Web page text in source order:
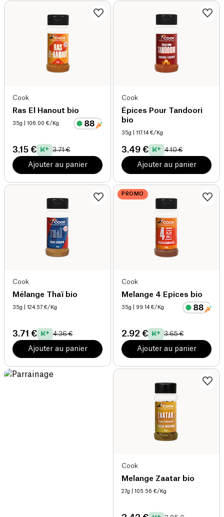
Cook
Ras El Hanout bio
35g | 106.00 €/Kg
3.15 € 3.71 €
Ajouter au panier
Cook
Épices Pour Tandoori
bio
35g | 117.14 €/Kg
3.49 € 4.10 €
Ajouter au panier
Cook
Mélange Thaï bio
35g | 124.57 €/Kg
3.71 € 4.36 €
Ajouter au panier
PROMO
Cook
Melange 4 Epices bio
35g | 99.14 €/Kg
2.92 € 3.65 €
Ajouter au panier
Cook
Melange Zaatar bio
27g | 105.56 €/Kg